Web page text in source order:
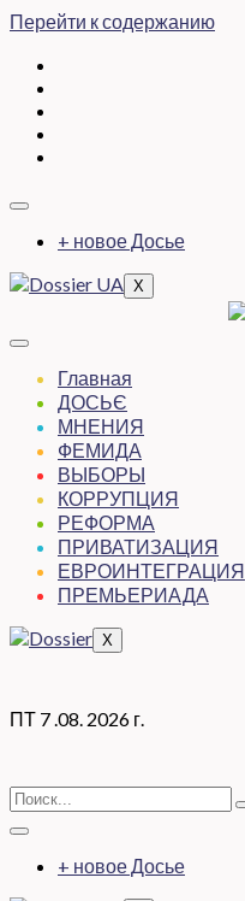
Перейти к содержанию
+ новое Досье
X
Главная
ДОСЬЄ
МНЕНИЯ
ФЕМИДА
ВЫБОРЫ
КОРРУПЦИЯ
РЕФОРМА
ПРИВАТИЗАЦИЯ
ЕВРОИНТЕГРАЦИЯ
ПРЕМЬЕРИАДА
X
ПТ 7 .08. 2026 г.
+ новое Досье